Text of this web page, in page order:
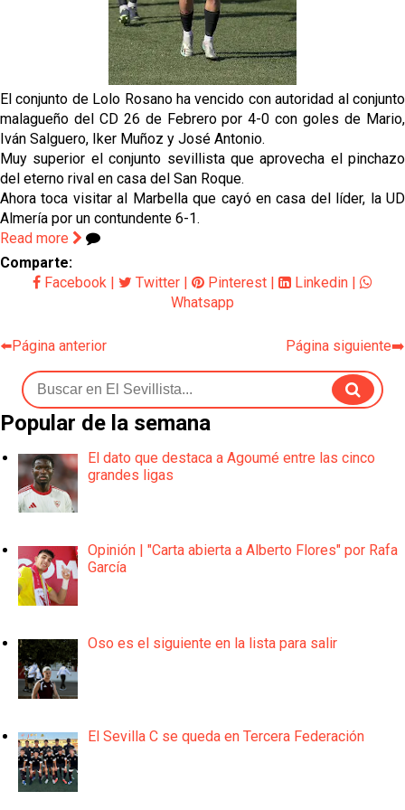
El dato que destaca a Agoumé entre las cinco
Juanlu de vuelta a Sevilla para cerrar su fichaje a la
El Granada negocia con el Sevilla FC por Alberto
Flores
El Sevilla continúa con despidos y rechaza una
oferta de 420 millones por el club
El Sevilla mueve ficha por Robbie Ure: la opción 'A'
para el ataque nervionense
El conjunto de Lolo Rosano ha vencido con autoridad al conjunto
malagueño del CD 26 de Febrero por 4-0 con goles de Mario,
Iván Salguero, Iker Muñoz y José Antonio.
Muy superior el conjunto sevillista que aprovecha el pinchazo
del eterno rival en casa del San Roque.
Ahora toca visitar al Marbella que cayó en casa del líder, la UD
Almería por un contundente 6-1.
Read more
Comparte:
Facebook
Twitter Pinterest Linkedin
Whatsapp
⬅️Página anterior Página siguiente➡️
Popular de la semana
El dato que destaca a Agoumé entre las cinco
grandes ligas
Opinión | "Carta abierta a Alberto Flores" por Rafa
García
Oso es el siguiente en la lista para salir
El Sevilla C se queda en Tercera Federación